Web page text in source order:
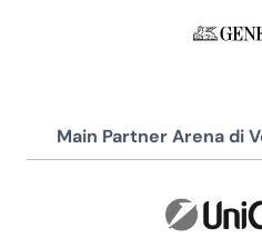
Main Partner Arena di